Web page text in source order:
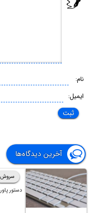
نام:
ایمیل:
آخرین دیدگاه‌ها
سروش
دستور